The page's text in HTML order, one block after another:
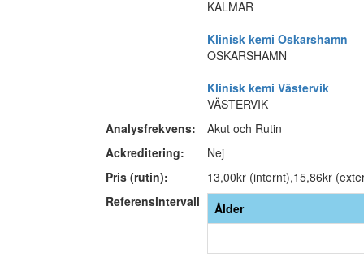
KALMAR
Klinisk kemi Oskarshamn
OSKARSHAMN
Klinisk kemi Västervik
VÄSTERVIK
Analysfrekvens:
Akut och Rutin
Ackreditering:
Nej
Pris (rutin):
13,00kr (internt),15,86kr
Referensintervall
Ålder